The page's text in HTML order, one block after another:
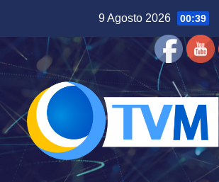
contenuto
9 Agosto 2026 00:39